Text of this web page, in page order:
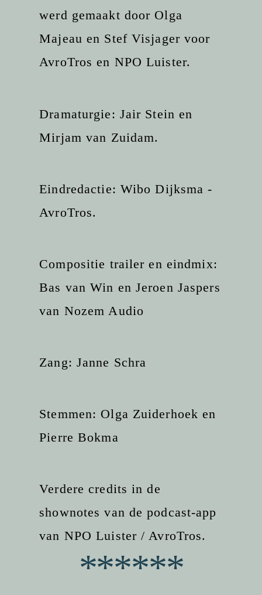
werd gemaakt door Olga
Majeau en Stef Visjager voor
AvroTros en NPO Luister.
Dramaturgie: Jair Stein en
Mirjam van Zuidam.
Eindredactie: Wibo Dijksma -
AvroTros.
Compositie trailer en eindmix:
Bas van Win en Jeroen Jaspers
van Nozem Audio
Zang: Janne Schra
Stemmen: Olga Zuiderhoek en
Pierre Bokma
Verdere credits in de
shownotes van de podcast-app
van NPO Luister / AvroTros.
******